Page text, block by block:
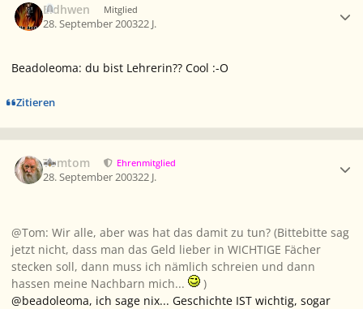
Eldhwen Mitglied
28. September 200322 J.
Beadoleoma: du bist Lehrerin?? Cool :-O
Zitieren
Tomtom Ehrenmitglied
28. September 200322 J.
@Tom: Wir alle, aber was hat das damit zu tun? (Bittebitte sag
jetzt nicht, dass man das Geld lieber in WICHTIGE Fächer
stecken soll, dann muss ich nämlich schreien und dann
hassen meine Nachbarn mich...
)
@beadoleoma, ich sage nix... Geschichte IST wichtig, sogar